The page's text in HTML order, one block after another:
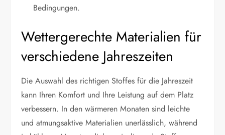
Bedingungen.
Wettergerechte Materialien für
verschiedene Jahreszeiten
Die Auswahl des richtigen Stoffes für die Jahreszeit
kann Ihren Komfort und Ihre Leistung auf dem Platz
verbessern. In den wärmeren Monaten sind leichte
und atmungsaktive Materialien unerlässlich, während